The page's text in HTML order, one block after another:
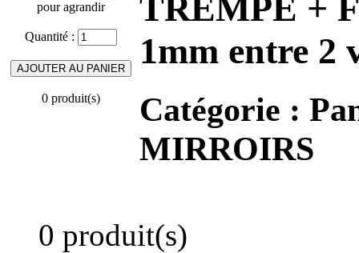
pour agrandir
Quantité :
0 produit(s)
TREMPE +
1mm entre 2
Catégorie :
MIRROIRS
0 produit(s)